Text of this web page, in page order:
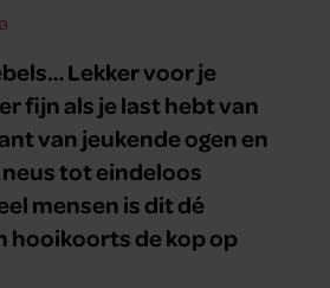
Lekker voor je
fijn als je last hebt van
van jeukende ogen en
tot eindeloos
mensen is dit dé
hooikoorts de kop op